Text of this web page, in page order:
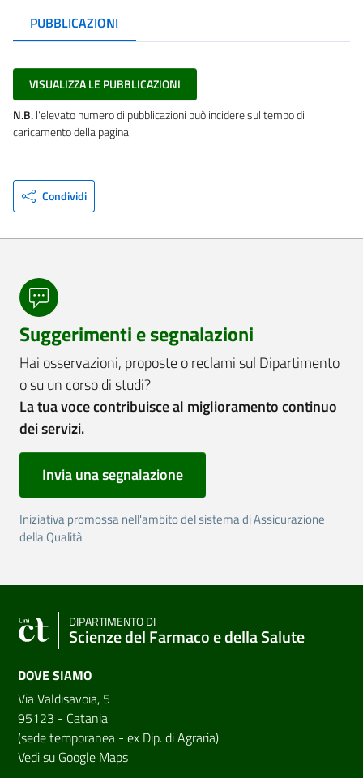
PUBBLICAZIONI
VISUALIZZA LE PUBBLICAZIONI
N.B.l'elevato numero di pubblicazioni può incidere sul tempo di
caricamento della pagina
Condividi
Suggerimenti e segnalazioni
Hai osservazioni, proposte o reclami sul Dipartimento
o su un corso di studi?
La tua voce contribuisce al miglioramento continuo
dei servizi.
Invia una segnalazione
Iniziativa promossa nell'ambito del sistema di Assicurazione
della Qualità
DIPARTIMENTO DI
Scienze del Farmaco e della Salute
DOVE SIAMO
Via Valdisavoia, 5
95123 - Catania
(sede temporanea - ex Dip. di Agraria)
Vedi su Google Maps